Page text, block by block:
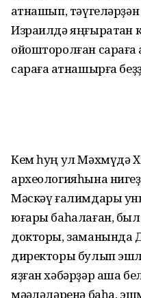
ҡатнашып,
Израилдә яңғыратҡан
ойошторолған сараға
сараға ҡатнашырға
Кем һуң ул Мәхмүдә
археологияһына
Мәскәү ғалимдары
юғары баһалаған, был
докторы, заманында
директоры булып
яҙған хәбәрҙәр аша
мәҡәләләренә баһа,